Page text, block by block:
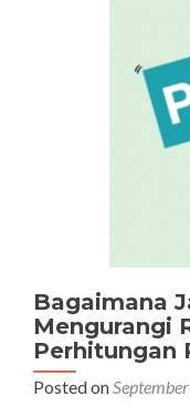
Bagaimana
Mengurangi
Perhitungan
Posted on